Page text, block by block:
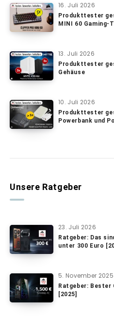
16. Juli 2026
Produkttester
MINI 60 Gaming-
13. Juli 2026
Produkttester
Gehäuse
10. Juli 2026
Produkttester
Powerbank und
Unsere Ratgeber
23. Juli 2026
Ratgeber: Das
unter 300 Euro
5. November 2025
Ratgeber: Bester
[2025]